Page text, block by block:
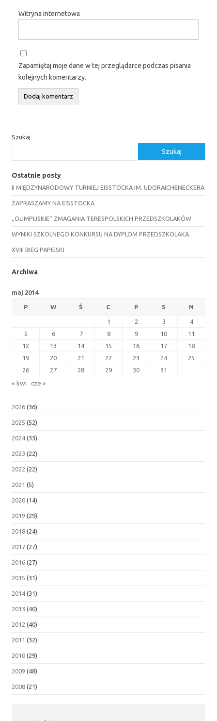
Witryna internetowa
Zapamiętaj moje dane w tej przeglądarce podczas pisania
kolejnych komentarzy.
Szukaj
Szukaj
Ostatnie posty
II MIĘDZYNARODOWY TURNIEJ EISSTOCKA IM. UDORAICHENECKERA
ZAPRASZAMY NA EISSTOCKA
„OLIMPIJSKIE” ZMAGANIA TERESPOLSKICH PRZEDSZKOLAKÓW
WYNIKI SZKOLNEGO KONKURSU NA DYPLOM PRZEDSZKOLAKA
XVIII BIEG PAPIESKI
Archiwa
maj 2014
P W Ś C P S N
1 2 3
4
5
6 7 8 9 10
11
12
13 14 15 16 17
18
19
20 21 22 23 24
25
26
27 28 29 30 31
« kwi cze »
2026 (36)
2025 (52)
2024 (33)
2023 (22)
2022 (22)
2021 (5)
2020 (14)
2019 (29)
2018 (24)
2017 (27)
2016 (27)
2015 (31)
2014 (31)
2013 (40)
2012 (40)
2011 (32)
2010 (29)
2009 (48)
2008 (21)